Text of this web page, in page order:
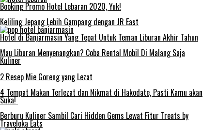
Booking Promo Hotel Lebaran 2020, Yuk!
Keliling Jepang Lebih Gampang dengan JR East
Hotel di Banjarmasin Yang Tepat Untuk Teman Liburan Akhir Tahun
Mau Liburan Menyenangkan? Coba Rental Mobil Di Malang Saja
Kuliner
2 Resep Mie Goreng yang Lezat
4 Tempat Makan Terlezat dan Nikmat di Hakodate, Pasti Kamu akan
Suka!
Berburu Kuliner Sambil Cari Hidden Gems Lewat Fitur Treats by
Traveloka Eats